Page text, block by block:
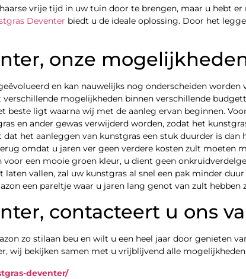
vrije tijd in uw tuin door te brengen, maar u hebt
Deventer biedt u de ideale oplossing. Door het
onze
en kan nauwelijks nog onderscheiden worden
mogelijkheden binnen verschillende
beste ligt waarna wij met de aanleg ervan beginnen.
en ander gewas verwijderd worden, zodat het
het aanleggen van kunstgras een stuk duurder is dan
omdat u jaren ver geen verdere kosten zult moeten
een mooie groen kleur, u dient geen
laten vallen, zal uw kunstgras al snel een pak minder
een pareltje waar u jaren lang genot van zult
contacteert u ons
zo stilaan beu en wilt u een heel jaar door genieten
wij bekijken samen met u vrijblijvend alle
deventer/